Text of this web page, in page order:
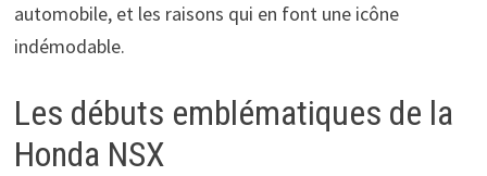
automobile, et les raisons qui en font une icône
indémodable.
Les débuts emblématiques de la
Honda NSX